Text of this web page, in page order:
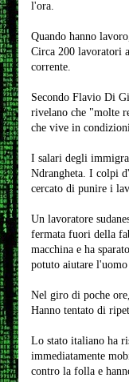
l'ora.
Quando hanno
Circa 200 lavoratori
corrente.
Secondo Flavio Di
rivelano che "molte
che vive in
I salari degli
Ndrangheta. I colpi
cercato di punire i
Un lavoratore
fermata fuori della
macchina e ha
potuto aiutare
Nel giro di poche
Hanno tentato di
Lo stato italiano ha
immediatamente
contro la folla e